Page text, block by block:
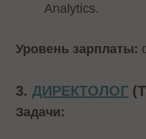
Analytics.
Уровень зарплаты:
3.ДИРЕКТОЛОГ
Задачи: